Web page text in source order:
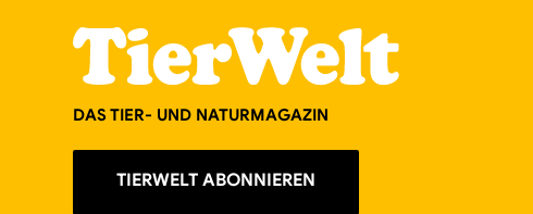
DAS TIER- UND NATURMAGAZIN
TIERWELT ABONNIEREN